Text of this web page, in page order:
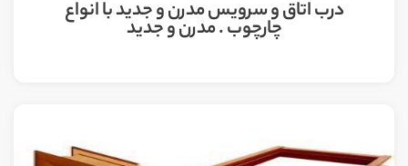
درب اتاق و سرویس مدرن و جدید با انواع
چارچوب . مدرن و جدید